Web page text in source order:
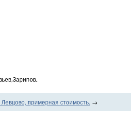
Левцово, примерная стоимость. →